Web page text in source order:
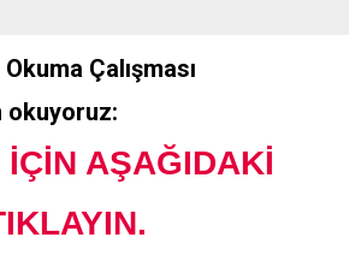
Çalışması
okuyoruz:
İÇİN AŞAĞIDAKİ